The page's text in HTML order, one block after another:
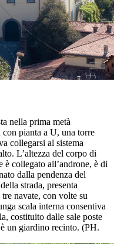
nella prima metà
pianta a U, una torre
collegarsi al sistema
L’altezza del corpo di
è collegato all’androne, è di
dalla pendenza del
strada, presenta
tre navate, con volte su
scala interna consentiva
costituito dalle sale poste
un giardino recinto. (PH.